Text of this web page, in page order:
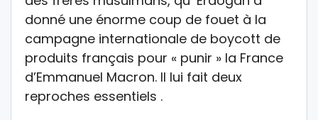
donné une énorme coup de fouet à la
campagne internationale de boycott de
produits français pour « punir » la France
d’Emmanuel Macron. Il lui fait deux
reproches essentiels .